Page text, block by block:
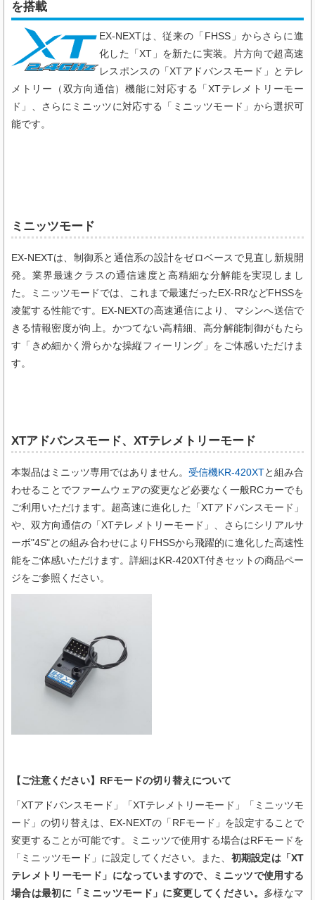
を搭載
EX-NEXTは、従来の「FHSS」からさらに進
化した「XT」を新たに実装。片方向で超高速
レスポンスの「XTアドバンスモード」とテレ
メトリー（双方向通信）機能に対応する「XTテレメトリーモー
ド」
、さらにミニッツに対応する「ミニッツモード」から選択可
能です。
ミニッツモード
EX-NEXTは、制御系と通信系の設計をゼロベースで見直し新規開
発。業界最速クラスの通信速度と高精細な分解能を実現しまし
た。ミニッツモードでは、これまで最速だったEX-RRなどFHSSを
凌駕する性能です。EX-NEXTの高速通信により、マシンへ送信で
きる情報密度が向上。かつてない高精細、高分解能制御がもたら
す「きめ細かく滑らかな操縦フィーリング」をご体感いただけま
す。
XTアドバンスモード、XTテレメトリーモード
本製品はミニッツ専用ではありません。 受信機KR-420XTと組み合
わせることでファームウェアの変更など必要なく一般RCカーでも
ご利用いただけます。超高速に進化した「XTアドバンスモード」
や、双方向通信の「XTテレメトリーモード」、さらにシリアルサ
ーボ"4S"との組み合わせによりFHSSから飛躍的に進化した高速性
能をご体感いただけます。詳細はKR-420XT付きセットの商品ペー
ジをご参照ください。
【ご注意ください】RFモードの切り替えについて
「XTアドバンスモード」「XTテレメトリーモード」「ミニッツモ
ード」の切り替えは、EX-NEXTの「RFモード」を設定することで
変更することが可能です。ミニッツで使用する場合はRFモードを
「ミニッツモード」に設定してください。また、 初期設定は「XT
テレメトリーモード」になっていますので、ミニッツで使用する
場合は最初に「ミニッツモード」に変更してください。 多様なマ